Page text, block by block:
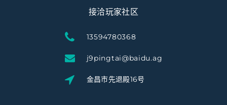
接洽玩家社区
13594780368
j9pingtai@baidu.ag
金昌市先退殿16号